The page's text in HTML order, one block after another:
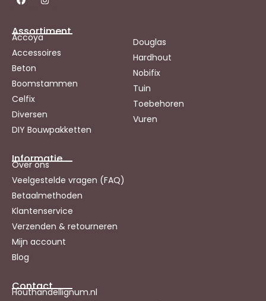
Assortiment
Accoya
Accessoires
Beton
Boomstammen
Celfix
Diversen
DIY Bouwpakketten
Douglas
Hardhout
Nobifix
Tuin
Toebehoren
Vuren
Informatie
Over ons
Veelgestelde vragen (FAQ)
Betaalmethoden
Klantenservice
Verzenden & retourneren
Mijn account
Blog
Contact
Houthandellignum.nl